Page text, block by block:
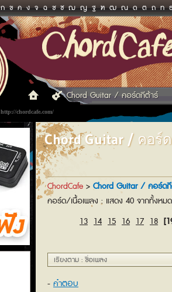
ก ข ค ง จ ฉ ช ซ ฌ ญ ฐ ฑ ฒ ณ ด ต ถ ท
http://chordcafe.com/
Chord Guitar / คอร์ดกีต้าร์
Chord Guitar / คอร์
ChordCafe > Chord Guitar / คอร์ด
คอร์ด/เนื้อเพลง : แสดง 40 จากทั้งหม
13 14 15 16 17 18
เรียงตาม : ชื่อเพลง
คำตอบ